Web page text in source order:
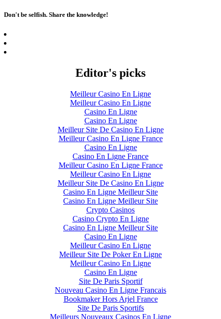
Don't be selfish. Share the knowledge!
Editor's picks
Meilleur Casino En Ligne
Meilleur Casino En Ligne
Casino En Ligne
Casino En Ligne
Meilleur Site De Casino En Ligne
Meilleur Casino En Ligne France
Casino En Ligne
Casino En Ligne France
Meilleur Casino En Ligne France
Meilleur Casino En Ligne
Meilleur Site De Casino En Ligne
Casino En Ligne Meilleur Site
Casino En Ligne Meilleur Site
Crypto Casinos
Casino Crypto En Ligne
Casino En Ligne Meilleur Site
Casino En Ligne
Meilleur Casino En Ligne
Meilleur Site De Poker En Ligne
Meilleur Casino En Ligne
Casino En Ligne
Site De Paris Sportif
Nouveau Casino En Ligne Francais
Bookmaker Hors Arjel France
Site De Paris Sportifs
Meilleurs Nouveaux Casinos En Ligne